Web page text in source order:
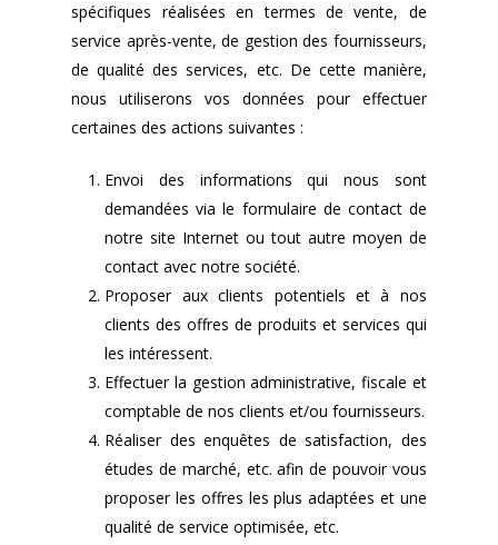
spécifiques réalisées en termes de vente, de
service après-vente, de gestion des fournisseurs,
de qualité des services, etc. De cette manière,
nous utiliserons vos données pour effectuer
certaines des actions suivantes :
Envoi des informations qui nous sont
demandées via le formulaire de contact de
notre site Internet ou tout autre moyen de
contact avec notre société.
Proposer aux clients potentiels et à nos
clients des offres de produits et services qui
les intéressent.
Effectuer la gestion administrative, fiscale et
comptable de nos clients et/ou fournisseurs.
Réaliser des enquêtes de satisfaction, des
études de marché, etc. afin de pouvoir vous
proposer les offres les plus adaptées et une
qualité de service optimisée, etc.